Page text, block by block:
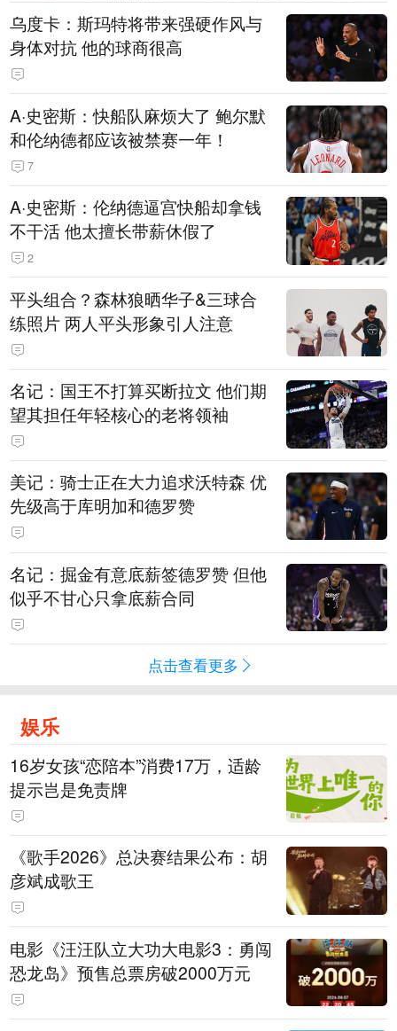
乌度卡：斯玛特将带来强硬作风与
身体对抗 他的球商很高
A·史密斯：快船队麻烦大了 鲍尔默
和伦纳德都应该被禁赛一年！
7
A·史密斯：伦纳德逼宫快船却拿钱
不干活 他太擅长带薪休假了
2
平头组合？森林狼晒华子&三球合
练照片 两人平头形象引人注意
名记：国王不打算买断拉文 他们期
望其担任年轻核心的老将领袖
美记：骑士正在大力追求沃特森 优
先级高于库明加和德罗赞
名记：掘金有意底薪签德罗赞 但他
似乎不甘心只拿底薪合同
点击查看更多
娱乐
16岁女孩“恋陪本”消费17万，适龄
提示岂是免责牌
《歌手2026》总决赛结果公布：胡
彦斌成歌王
电影《汪汪队立大功大电影3：勇闯
恐龙岛》预售总票房破2000万元